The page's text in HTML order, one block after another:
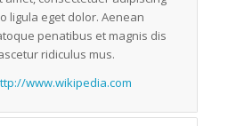
ligula eget dolor. Aenean
penatibus et magnis dis
ridiculus mus.
www.wikipedia.com